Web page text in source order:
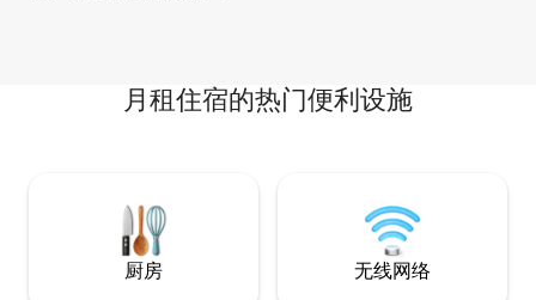
月租住宿的热门便利设施
厨房 无线网络